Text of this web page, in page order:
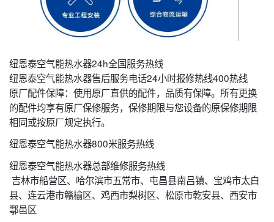
纽恩泰空气能热水器24h全国服务热线
纽恩泰空气能热水器售后服务电话24小时报修热线400热线
原厂配件保障：使用原厂直供的配件，品质有保障。所有更换
的配件均享有原厂保修服务，保修期限与您设备的原保修期限
相同或按原厂规定执行。
纽恩泰空气能热水器800米服务热线
纽恩泰空气能热水器总部维修服务热线
吉林市船营区、哈尔滨市五常市、屯昌县南吕镇、宝鸡市太白
县、连云港市赣榆区、鸡西市梨树区、松原市乾安县、西安市
鄠邑区